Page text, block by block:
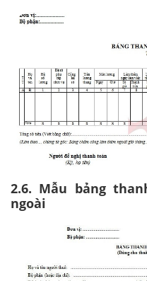
2.6. Mẫu bảng
ngoài